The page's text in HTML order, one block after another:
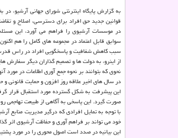
به گزارش پایگاه اینترنتی شورای جهانی آرشیو،
قوانین جدید حق افراد برای دسترسی، اصلاح و
در موسسات آرشیوی را فراهم می آورد، این
سوابق قابل اعتماد در مجموعه های كامل را هم
سبب كاهش شفافیت و پاسخگویی افراد در راس
از اینرو، به دولت ها و تصمیم گذاران دیگر سفارش
نحوی كه بتوانند بر نحوه جمع آوری اطلاعات در مورد
در سال های اخیر علاقه روز افزون و حمایت
این پیشرفت به شكل گسترده مورد استقبال قرار
صورت گیرد. این پاسخی به آگاهی از طبیعت
با توجه به تمایل افرادی كه درگیر مدیریت منابع
خود می تواند بر فراهم آوری و حفاظت آرشیوی اثر
این بیانیه در صدد است اصول محوری را در مورد